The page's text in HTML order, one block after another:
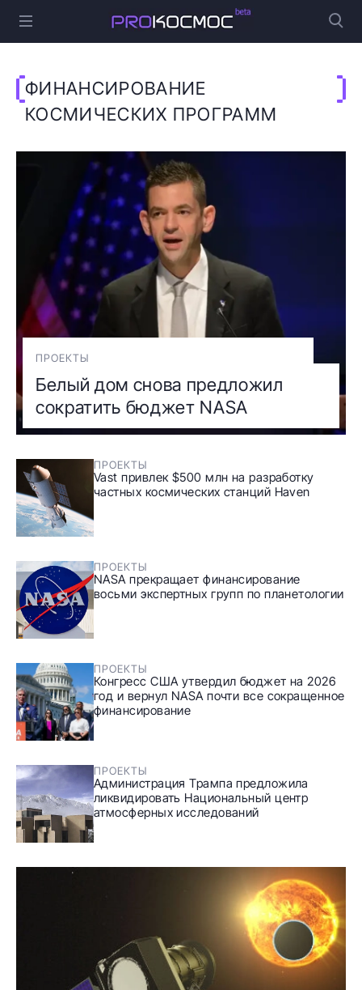
ФИНАНСИРОВАНИЕ
КОСМИЧЕСКИХ ПРОГРАММ
ПРОЕКТЫ
Белый дом снова предложил
сократить бюджет NASA
ПРОЕКТЫ
Vast привлек $500 млн на разработку
частных космических станций Haven
ПРОЕКТЫ
NASA прекращает финансирование
восьми экспертных групп по планетологии
ПРОЕКТЫ
Конгресс США утвердил бюджет на 2026
год и вернул NASA почти все сокращенное
финансирование
ПРОЕКТЫ
Администрация Трампа предложила
ликвидировать Национальный центр
атмосферных исследований